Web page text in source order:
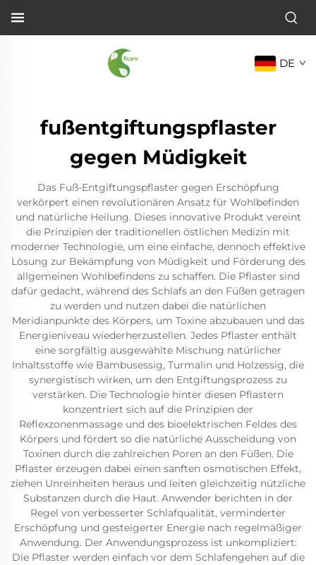
DE
fußentgiftungspflaster
gegen Müdigkeit
Das Fuß-Entgiftungspflaster gegen Erschöpfung
verkörpert einen revolutionären Ansatz für Wohlbefinden
und natürliche Heilung. Dieses innovative Produkt vereint
die Prinzipien der traditionellen östlichen Medizin mit
moderner Technologie, um eine einfache, dennoch effektive
Lösung zur Bekämpfung von Müdigkeit und Förderung des
allgemeinen Wohlbefindens zu schaffen. Die Pflaster sind
dafür gedacht, während des Schlafs an den Füßen getragen
zu werden und nutzen dabei die natürlichen
Meridianpunkte des Körpers, um Toxine abzubauen und das
Energieniveau wiederherzustellen. Jedes Pflaster enthält
eine sorgfältig ausgewählte Mischung natürlicher
Inhaltsstoffe wie Bambusessig, Turmalin und Holzessig, die
synergistisch wirken, um den Entgiftungsprozess zu
verstärken. Die Technologie hinter diesen Pflastern
konzentriert sich auf die Prinzipien der
Reflexzonenmassage und des bioelektrischen Feldes des
Körpers und fördert so die natürliche Ausscheidung von
Toxinen durch die zahlreichen Poren an den Füßen. Die
Pflaster erzeugen dabei einen sanften osmotischen Effekt,
ziehen Unreinheiten heraus und leiten gleichzeitig nützliche
Substanzen durch die Haut. Anwender berichten in der
Regel von verbesserter Schlafqualität, verminderter
Erschöpfung und gesteigerter Energie nach regelmäßiger
Anwendung. Der Anwendungsprozess ist unkompliziert:
Die Pflaster werden einfach vor dem Schlafengehen auf die